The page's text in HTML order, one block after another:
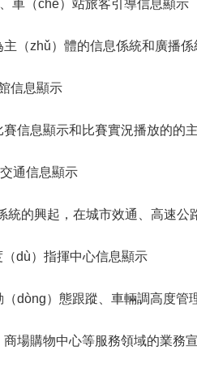
車（chē）站旅客引導信息顯示
主（zhǔ）體的信息係統和廣播
信息顯示
賽信息顯示和比賽實況播放的的
通信息顯示
統的興起，在城市效通、高速公
dù）指揮中心信息顯示
dòng）態跟蹤、車輛調高度管
場購物中心等服務領域的業務